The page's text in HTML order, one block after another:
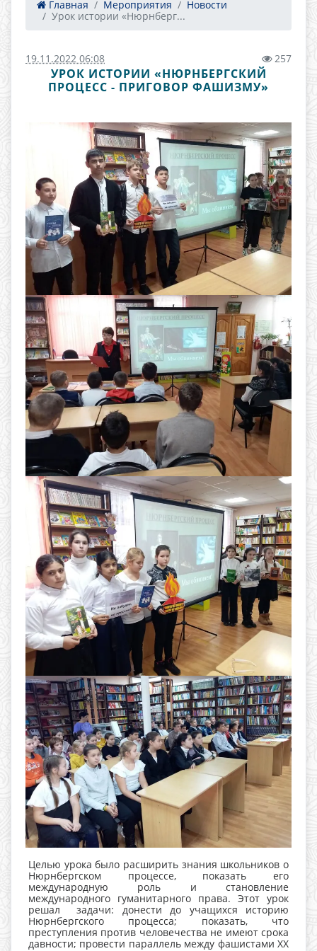
Главная Мероприятия
Новости
Урок истории «Нюрнберг...
19.11.2022 06:08 257
УРОК ИСТОРИИ «НЮРНБЕРГСКИЙ
ПРОЦЕСС - ПРИГОВОР ФАШИЗМУ»
Целью урока было расширить знания школьников о
Нюрнбергском процессе, показать его
международную роль и становление
международного гуманитарного права. Этот урок
решал задачи: донести до учащихся историю
Нюрнбергского процесса; показать, что
преступления против человечества не имеют срока
давности; провести параллель между фашистами ХХ